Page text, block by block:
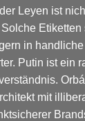
Leyen ist
Etiketten
in
Putin ist ein
mit